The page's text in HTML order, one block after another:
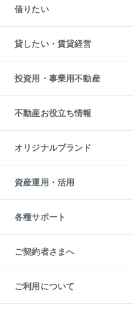
中古一戸建ての購入
不動産購入の流れ
注目キーワード物件特集
購入ガイド
English 繁体中文簡体中文
一戸建ての売却・査定
土地の売却・査定
スピードAI査定
不動産査定について
不動産売却の流れ
不動産買換えの流れ
売却ガイド
借りたい
オフィス・店舗の賃貸
借りるときの流れ
借りるガイド
貸したい・賃貸経営
マンション賃料データ
賃貸管理プラン
リロケーションについて
貸すガイド
投資用・事業用不動産
事業用不動産
マンション投資
投資用マンション
アパート経営
収益物件
ビル購入（ビル一棟）
投資用不動産の売却査定
事業用不動産の売却査定
不動産お役立ち情報
マンションライブラリー
人気マンションランキング
暮らしに役立つ不動産メディア
不動産相場・不動産価格情報
不動産コラム・ニュース
不動産用語集
不動産なんでもネット相談室
住まいの税金
オリジナルブランド
一棟リノベーションマンション
L`GENTE（ルジェンテ）
区分リノベーションマンション
投資用一棟レジデンスWELL
不動産小口投資
LEGACIA（レガシア）
資産運用・活用
不動産M&A
アセットマネジメント・出資
各種サポート
相続サポート
リフォームサポート
ご契約者さまへ
ご紹介・再契約特典
入居者様専用-各種ご案内（賃貸）
東急こすもす会「こすもすWeb」
ご利用について